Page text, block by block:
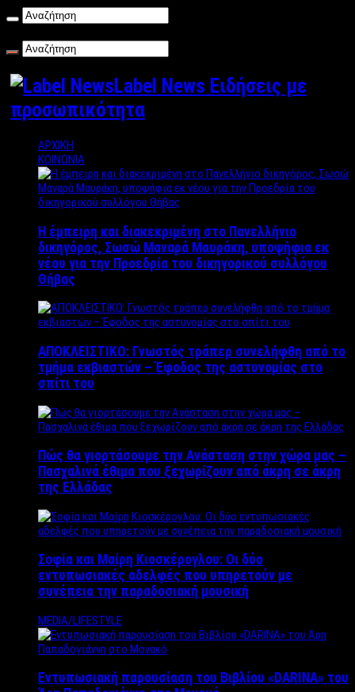
Label News Ειδήσεις με
προσωπικότητα
ΑΡΧΙΚΗ
ΚΟΙΝΩΝΙΑ
Η έμπειρη και διακεκριμένη στο Πανελλήνιο
δικηγόρος, Σωσώ Μαναρά Μαυράκη, υποψήφια εκ
νέου για την Προεδρία του δικηγορικού συλλόγου
Θήβας
ΑΠΟΚΛΕΙΣΤΙΚΟ: Γνωστός τράπερ συνελήφθη από το
τμήμα εκβιαστών – Έφοδος της αστυνομίας στο
σπίτι του
Πώς θα γιορτάσουμε την Ανάσταση στην χώρα μας –
Πασχαλινά έθιμα που ξεχωρίζουν από άκρη σε άκρη
της Ελλάδας
Σοφία και Μαίρη Κιοσκέρογλου: Οι δύο
εντυπωσιακές αδελφές που υπηρετούν με
συνέπεια την παραδοσιακή μουσική
MEDIA/LIFESTYLE
Εντυπωσιακή παρουσίαση του Βιβλίου «DARINA» του